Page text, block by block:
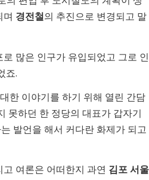
며 경전철의 추진으로 변경되고 말
많은 인구가 유입되었고 그로 인
죠.
한 이야기를 하기 위해 열린 간담
못하던 한 정당의 대표가 갑자기
발언을 해서 커다란 화제가 되고
여론은 어떠한지 과연 김포 서울